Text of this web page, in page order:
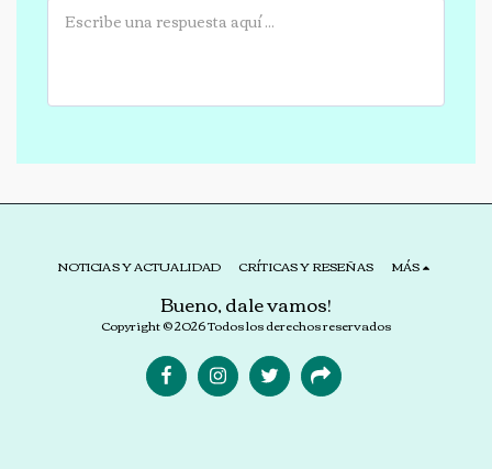
Bueno, dale vamos!
Copyright © 2026 Todos los derechos reservados
NOTICIAS Y ACTUALIDAD CRÍTICAS Y RESEÑAS MÁS